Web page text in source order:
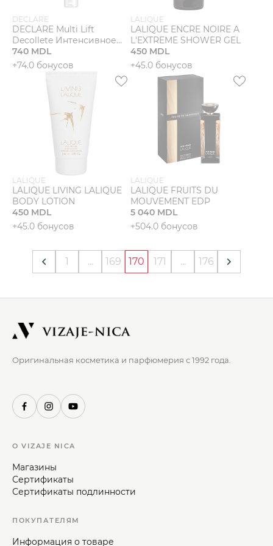
DECLARE
DECLARE Multi Lift
Decollete Интенсивное
лифтинговое средство
для шеи и декольте
740 MDL
+74.0 бонусов
LALIQUE
LALIQUE ENCRE NOIRE A
L'EXTREME SHOWER GEL
450 MDL
+45.0 бонусов
LALIQUE
LALIQUE LIVING LALIQUE
BODY LOTION
450 MDL
+45.0 бонусов
LALIQUE
LALIQUE FRUITS DU
MOUVEMENT EDP
5 040 MDL
+504.0 бонусов
1 ... 169 170 171 ... 176
Оригинальная косметика и парфюмерия с 1992 года.
О VIZAJE NICA
Магазины
Сертификаты
Сертификаты подлинности
ПОКУПАТЕЛЯМ
Информация о товаре